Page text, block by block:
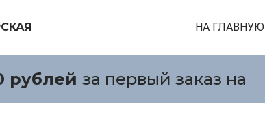
НА ГЛАВНУЮ
рублей за первый заказ на